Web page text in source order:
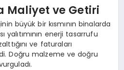
Maliyet ve Getiri
büyük bir kısmının binalarda
yalıtımının enerji tasarrufu
ve faturaları
Doğru malzeme ve doğru